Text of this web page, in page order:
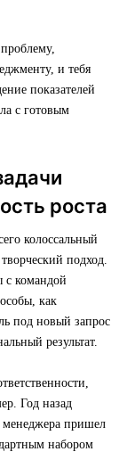
и тебя
показателей
с готовым
роста
колоссальный
подход.
с командой
как
под новый запрос
результат.
Год назад
пришел
набором